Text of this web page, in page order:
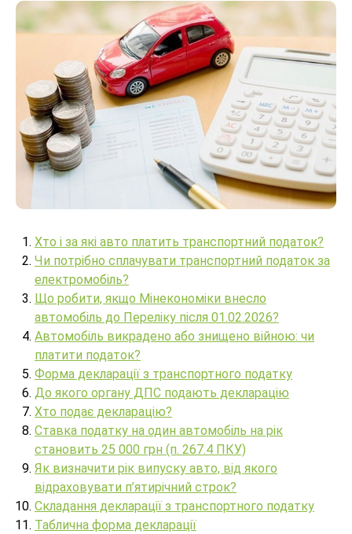
Хто і за які авто платить транспортний податок?
Чи потрібно сплачувати транспортний податок за
електромобіль?
Що робити, якщо Мінекономіки внесло
автомобіль до Переліку після 01.02.2026?
Автомобіль викрадено або знищено війною: чи
платити податок?
Форма декларації з транспортного податку
До якого органу ДПС подають декларацію
Хто подає декларацію?
Ставка податку на один автомобіль на рік
становить 25 000 грн (п. 267.4 ПКУ)
Як визначити рік випуску авто, від якого
відраховувати п’ятирічний строк?
Складання декларації з транспортного податку
Таблична форма декларації